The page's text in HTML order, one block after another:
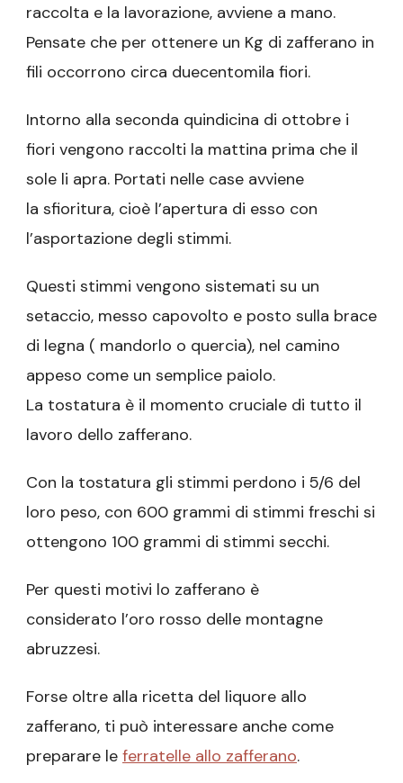
raccolta e la lavorazione, avviene a mano.
Pensate che per ottenere un Kg di zafferano in
fili occorrono circa duecentomila fiori.
Intorno alla seconda quindicina di ottobre i
fiori vengono raccolti la mattina prima che il
sole li apra. Portati nelle case avviene
la sfioritura, cioè l’apertura di esso con
l’asportazione degli stimmi.
Questi stimmi vengono sistemati su un
setaccio, messo capovolto e posto sulla brace
di legna ( mandorlo o quercia), nel camino
appeso come un semplice paiolo.
La tostatura è il momento cruciale di tutto il
lavoro dello zafferano.
Con la tostatura gli stimmi perdono i 5/6 del
loro peso, con 600 grammi di stimmi freschi si
ottengono 100 grammi di stimmi secchi.
Per questi motivi lo zafferano è
considerato l’oro rosso delle montagne
abruzzesi.
Forse oltre alla ricetta del liquore allo
zafferano, ti può interessare anche come
preparare le ferratelle allo zafferano.